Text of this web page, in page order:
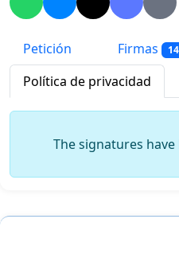
Petición Firmas
Política de privacidad
The signatures